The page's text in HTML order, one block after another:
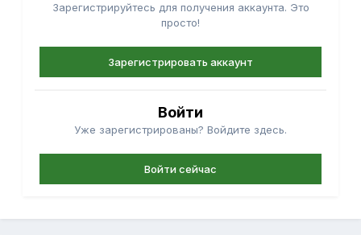
Зарегистрируйтесь для получения аккаунта. Это
просто!
Зарегистрировать аккаунт
Войти
Уже зарегистрированы? Войдите здесь.
Войти сейчас